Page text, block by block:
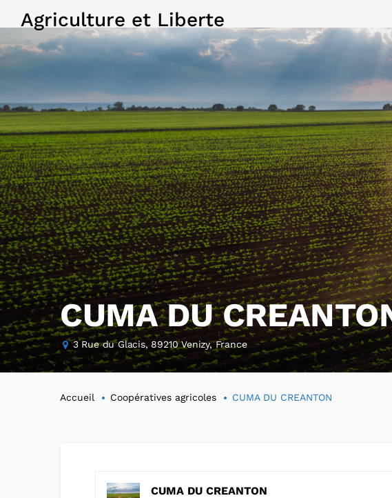
Agriculture et Liberte
CUMA DU
3 Rue du Glacis, 89210 Venizy, France
Accueil Coopératives agricoles CUMA DU CREANTON
CUMA DU CREANTON